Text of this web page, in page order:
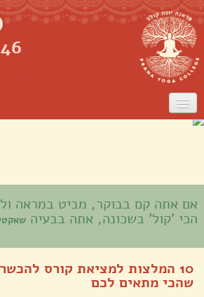
ראשי אודות
אם אתה קם בבוקר, מביט במראה
הכי 'קול' בשכונה, אתה בבעיה
10 המלצות למציאת קורס
שהכי מתאים לכם